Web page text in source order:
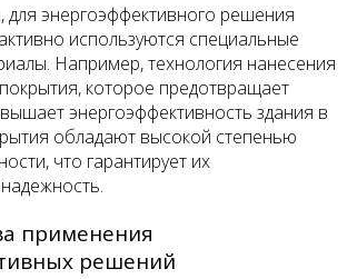
для энергоэффективного решения
используются специальные
Например, технология нанесения
которое предотвращает
энергоэффективность здания в
обладают высокой степенью
что гарантирует их
применения
решений